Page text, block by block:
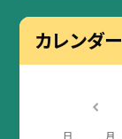
カレンダー
日 月